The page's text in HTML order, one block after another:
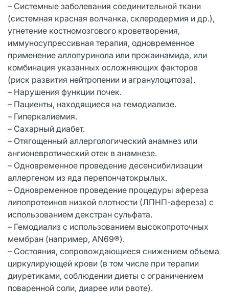
– Системные заболевания соединительной ткани
(системная красная волчанка, склеродермия и др.),
угнетение костномозгового кроветворения,
иммуносупрессивная терапия, одновременное
применение аллопуринола или прокаинамида, или
комбинация указанных осложняющих факторов
(риск развития нейтропении и агранулоцитоза).
– Нарушения функции почек.
– Пациенты, находящиеся на гемодиализе.
– Гиперкалиемия.
– Сахарный диабет.
– Отягощенный аллергологический анамнез или
ангионевротический отек в анамнезе.
– Одновременное проведение десенсибилизации
аллергеном из яда перепончатокрылых.
– Одновременное проведение процедуры афереза
липопротеинов низкой плотности (ЛПНП-афереза) с
использованием декстран сульфата.
– Гемодиализ с использованием высокопроточных
мембран (например, AN69®).
– Состояния, сопровождающиеся снижением объема
циркулирующей крови (в том числе при терапии
диуретиками, соблюдении диеты с ограничением
поваренной соли, диарее или рвоте).